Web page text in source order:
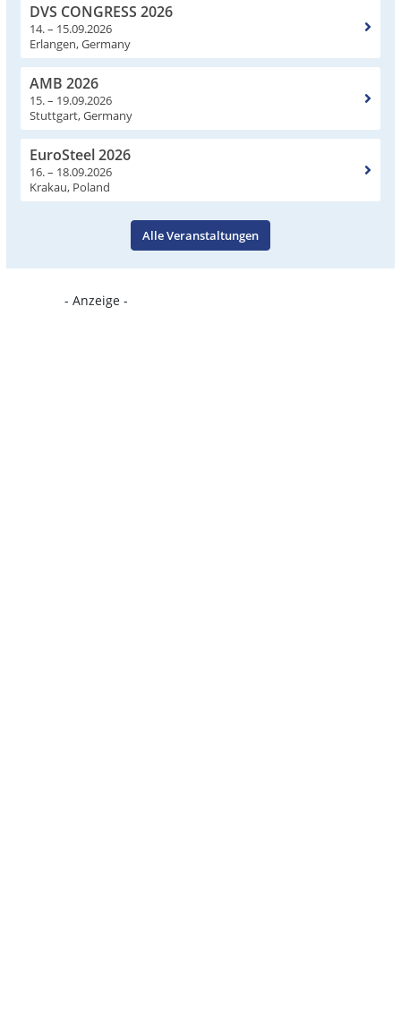
DVS CONGRESS 2026
14. – 15.09.2026
Erlangen, Germany
AMB 2026
15. – 19.09.2026
Stuttgart, Germany
EuroSteel 2026
16. – 18.09.2026
Krakau, Poland
Alle Veranstaltungen
- Anzeige -